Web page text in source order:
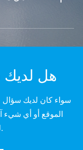
هل لديك
سواء كان لديك سؤال
الموقع أو أي شيء
للإجابة على أسئلتك.